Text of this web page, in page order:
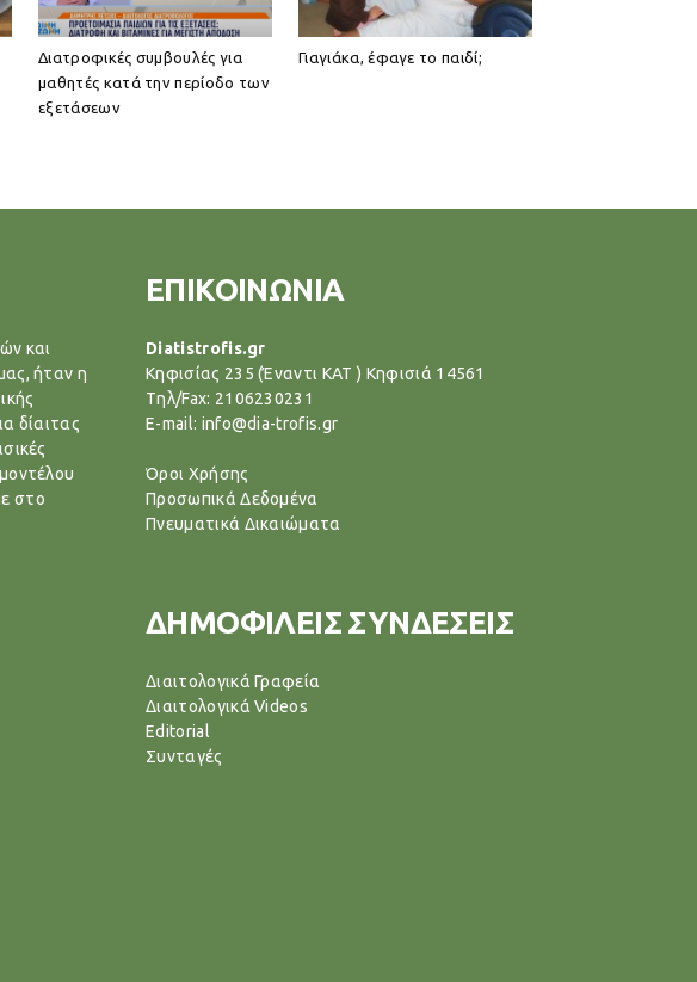
Διατροφικές συμβουλές για
μαθητές κατά την περίοδο των
εξετάσεων
Γιαγιάκα, έφαγε το παιδί;
και
ήταν η
δίαιτας
στο
ΕΠΙΚΟΙΝΩΝΙΑ
Diatistrofis.gr
Κηφισίας 235 (Έναντι ΚΑΤ ) Κηφισιά 14561
Tηλ/Fax: 2106230231
E-mail: info@dia-trofis.gr
Όροι Χρήσης
Προσωπικά Δεδομένα
Πνευματικά Δικαιώματα
ΔΗΜΟΦΙΛΕΙΣ ΣΥΝΔΕΣΕΙΣ
Διαιτολογικά Γραφεία
Διαιτολογικά Videos
Editorial
Συνταγές